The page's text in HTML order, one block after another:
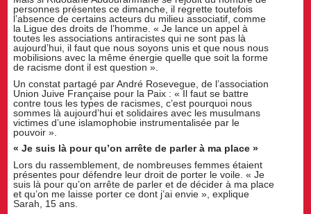
personnes présentes ce dimanche, il regrette toutefois
l’absence de certains acteurs du milieu associatif, comme
la Ligue des droits de l’homme. « Je lance un appel à
toutes les associations antiracistes qui ne sont pas là
aujourd’hui, il faut que nous soyons unis et que nous nous
mobilisions avec la même énergie quelle que soit la forme
de racisme dont il est question ».
Un constat partagé par André Rosevegue, de l’association
Union Juive Française pour la Paix : « Il faut se battre
contre tous les types de racismes, c’est pourquoi nous
sommes là aujourd’hui et solidaires avec les musulmans
victimes d’une islamophobie instrumentalisée par le
pouvoir ».
« Je suis là pour qu’on arrête de parler à ma place »
Lors du rassemblement, de nombreuses femmes étaient
présentes pour défendre leur droit de porter le voile. « Je
suis là pour qu’on arrête de parler et de décider à ma place
et qu’on me laisse porter ce dont j’ai envie », explique
Sarah, 15 ans.